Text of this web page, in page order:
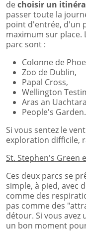
dechoisir un
passer toute la
point d'entrée, d'un
maximum sur
parc sont :
Colonne de
Zoo de Dublin,
Papal Cross,
Wellington
Aras an
People's Garden.
Si vous sentez le
exploration difficile,
St. Stephen's Green
Ces deux parcs se
simple, à pied, avec
comme des
pas comme des
détour. Si vous avez
un bon moment